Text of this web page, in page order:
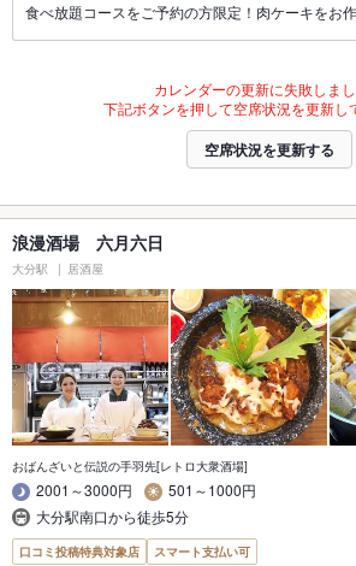
食べ放題コースをご予約の方限定！肉ケーキをお
カレンダーの更新に失敗しまし
下記ボタンを押して空席状況を更新し
空席状況を更新する
浪漫酒場 六月六日
大分駅 居酒屋
おばんざいと伝説の手羽先[レトロ大衆酒場]
2001～3000円
501～1000円
大分駅南口から徒歩5分
口コミ投稿特典対象店 スマート支払い可